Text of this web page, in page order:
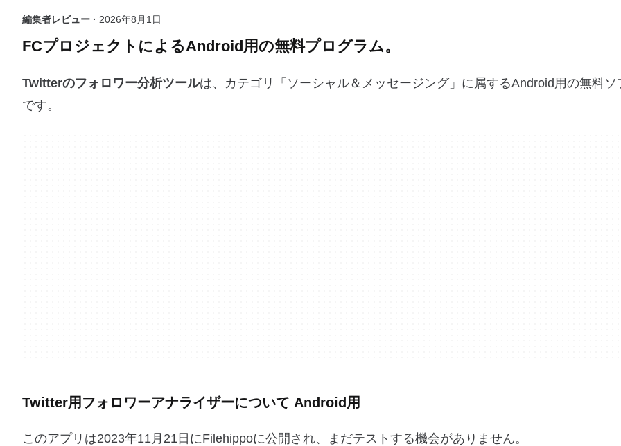
編集者レビュー · 2026年8月1日
FCプロジェクトによるAndroid用の無料プログラム。
Twitterのフォロワー分析ツールは、カテゴリ「ソーシャル＆メッセージング」に属するAndroid用の無料ソ
です。
Twitter用フォロワーアナライザーについて Android用
このアプリは2023年11月21日にFilehippoに公開され、まだテストする機会がありません。